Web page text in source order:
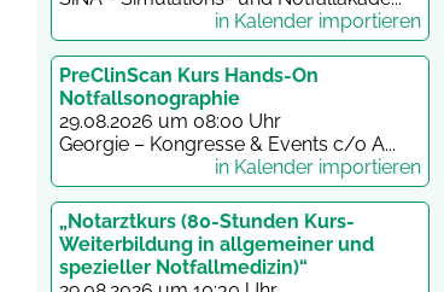
in Kalender importieren
PreClinScan Kurs Hands-On
Notfallsonographie
29.08.2026 um 08:00 Uhr
Georgie – Kongresse & Events c/o A...
in Kalender importieren
„Notarztkurs (80-Stunden Kurs-
Weiterbildung in allgemeiner und
spezieller Notfallmedizin)“